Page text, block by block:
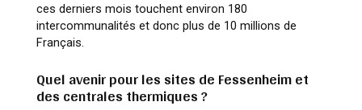
ces derniers mois touchent environ 180
intercommunalités et donc plus de 10 millions de
Français.
Quel avenir pour les sites de Fessenheim et
des centrales thermiques ?